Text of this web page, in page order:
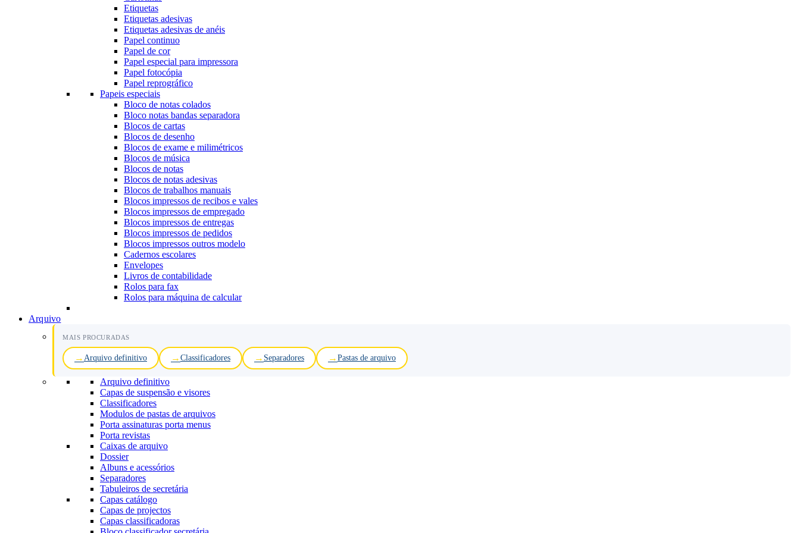
Etiquetas
Etiquetas adesivas
Etiquetas adesivas de anéis
Papel continuo
Papel de cor
Papel especial para impressora
Papel fotocópia
Papel reprográfico
Papeis especiais
Bloco de notas colados
Bloco notas bandas separadora
Blocos de cartas
Blocos de desenho
Blocos de exame e milimétricos
Blocos de música
Blocos de notas
Blocos de notas adesivas
Blocos de trabalhos manuais
Blocos impressos de recibos e vales
Blocos impressos de empregado
Blocos impressos de entregas
Blocos impressos de pedidos
Blocos impressos outros modelo
Cadernos escolares
Envelopes
Livros de contabilidade
Rolos para fax
Rolos para máquina de calcular
Arquivo
MAIS PROCURADAS
Arquivo definitivo Classificadores Separadores Pastas de arquivo
Arquivo definitivo
Capas de suspensão e visores
Classificadores
Modulos de pastas de arquivos
Porta assinaturas porta menus
Porta revistas
Caixas de arquivo
Dossier
Albuns e acessórios
Separadores
Tabuleiros de secretária
Capas catálogo
Capas de projectos
Capas classificadoras